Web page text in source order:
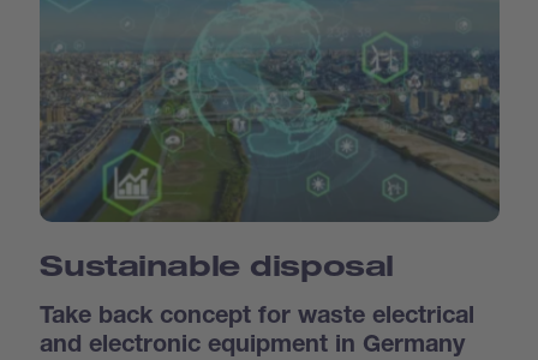
Sustainable disposal
Take back concept for waste electrical
and electronic equipment in Germany